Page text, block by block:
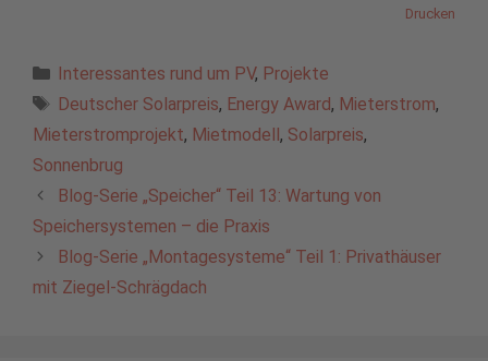
Drucken
Kategorien
Interessantes rund um PV, Projekte
Schlagwörter
Deutscher Solarpreis, Energy Award, Mieterstrom,
Mieterstromprojekt, Mietmodell , Solarpreis,
Sonnenbrug
Blog-Serie „Speicher“ Teil 13: Wartung von
Speichersystemen – die Praxis
Blog-Serie „Montagesysteme“ Teil 1: Privathäuser
mit Ziegel-Schrägdach